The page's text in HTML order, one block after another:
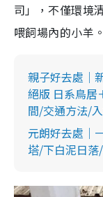
司」，不僅環境
喂飼場內的小羊。
親子好去處｜
絕版 日系鳥居
間/交通方法/
元朗好去處｜
塔/下白泥日落